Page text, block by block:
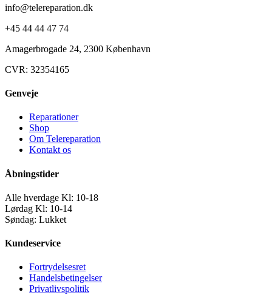
info@telereparation.dk
+45 44 44 47 74
Amagerbrogade 24, 2300 København
CVR: 32354165
Genveje
Reparationer
Shop
Om Telereparation
Kontakt os
Åbningstider
Alle hverdage Kl: 10-18
Lørdag Kl: 10-14
Søndag: Lukket
Kundeservice
Fortrydelsesret
Handelsbetingelser
Privatlivspolitik